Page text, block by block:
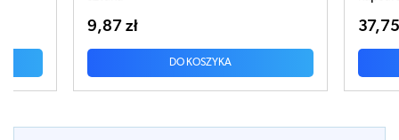
DO KOSZYKA